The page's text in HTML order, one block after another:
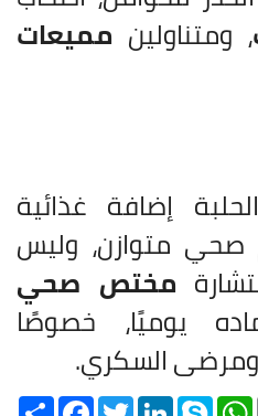
، ومتناولين مميعات
إضافة غذائية
متوازن، وليس
مختص صحي
يوميًا، خصوصًا
ومرضى السكري.
Share FacebookTwitterLinkedInSkype